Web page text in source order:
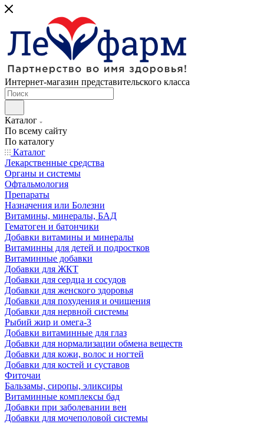
Интернет-магазин представительского класса
Каталог
По всему сайту
По каталогу
Каталог
Лекарственные средства
Органы и системы
Офтальмология
Препараты
Назначения или Болезни
Витамины, минералы, БАД
Гематоген и батончики
Добавки витамины и минералы
Витаминны для детей и подростков
Витаминные добавки
Добавки для ЖКТ
Добавки для сердца и сосудов
Добавки для женского здоровья
Добавки для похудения и очищения
Добавки для нервной системы
Рыбий жир и омега-3
Добавки витаминные для глаз
Добавки для нормализации обмена веществ
Добавки для кожи, волос и ногтей
Добавки для костей и суставов
Фиточаи
Бальзамы, сиропы, эликсиры
Витаминные комплексы бад
Добавки при заболевании вен
Добавки для мочеполовой системы